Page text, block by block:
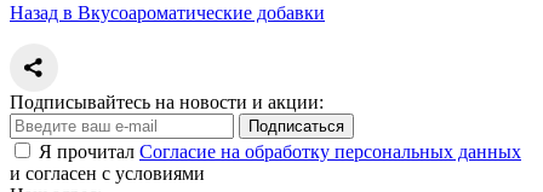
Назад в Вкусоароматические добавки
Подписывайтесь на новости и акции:
Подписаться
Я прочитал Согласие на обработку персональных данных
и согласен с условиями